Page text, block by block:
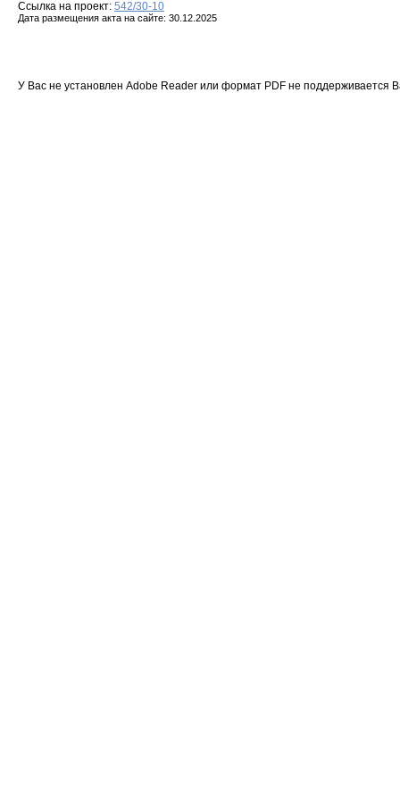
Ссылка на проект: 542/30-10
Дата размещения акта на сайте: 30.12.2025
У Вас не установлен Adobe Reader или формат PDF не поддерживается